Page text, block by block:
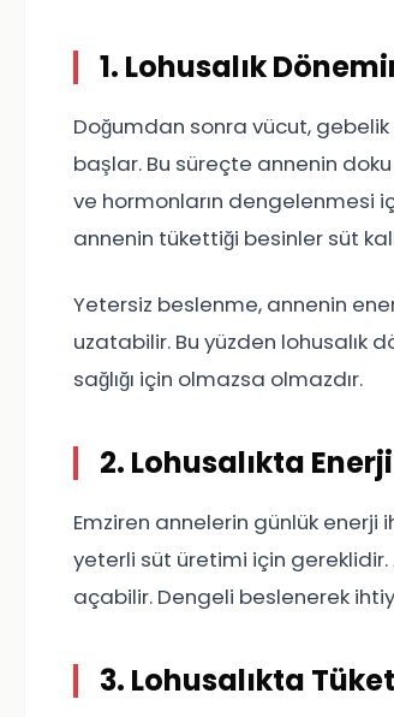
1. Lohusalık
Doğumdan sonra vücut,
başlar. Bu süreçte annenin doku
ve hormonların dengelenmesi
annenin tükettiği besinler süt
Yetersiz beslenme, annenin
uzatabilir. Bu yüzden lohusalık
sağlığı için olmazsa olmazdır.
2. Lohusalıkta
Emziren annelerin günlük enerji
yeterli süt üretimi için gereklidir.
açabilir. Dengeli beslenerek
3. Lohusalıkta